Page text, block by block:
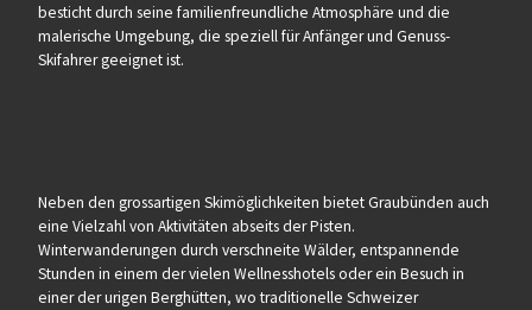
besticht durch seine familienfreundliche Atmosphäre und die
malerische Umgebung, die speziell für Anfänger und Genuss-
Skifahrer geeignet ist.
Neben den grossartigen Skimöglichkeiten bietet Graubünden auch
eine Vielzahl von Aktivitäten abseits der Pisten.
Winterwanderungen durch verschneite Wälder, entspannende
Stunden in einem der vielen Wellnesshotels oder ein Besuch in
einer der urigen Berghütten, wo traditionelle Schweizer